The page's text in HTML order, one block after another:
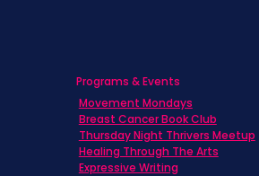
Programs & Events
Movement Mondays
Breast Cancer Book Club
Thursday Night Thrivers Meetup
Healing Through The Arts
Expressive Writing